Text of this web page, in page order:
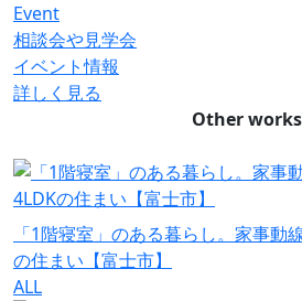
Event
相談会や見学会
イベント情報
詳しく見る
Other works
「1階寝室」のある暮らし。家事動
の住まい【富士市】
ALL